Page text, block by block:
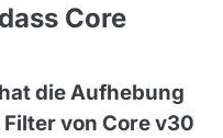
Core
die Aufhebung
Filter von Core v30